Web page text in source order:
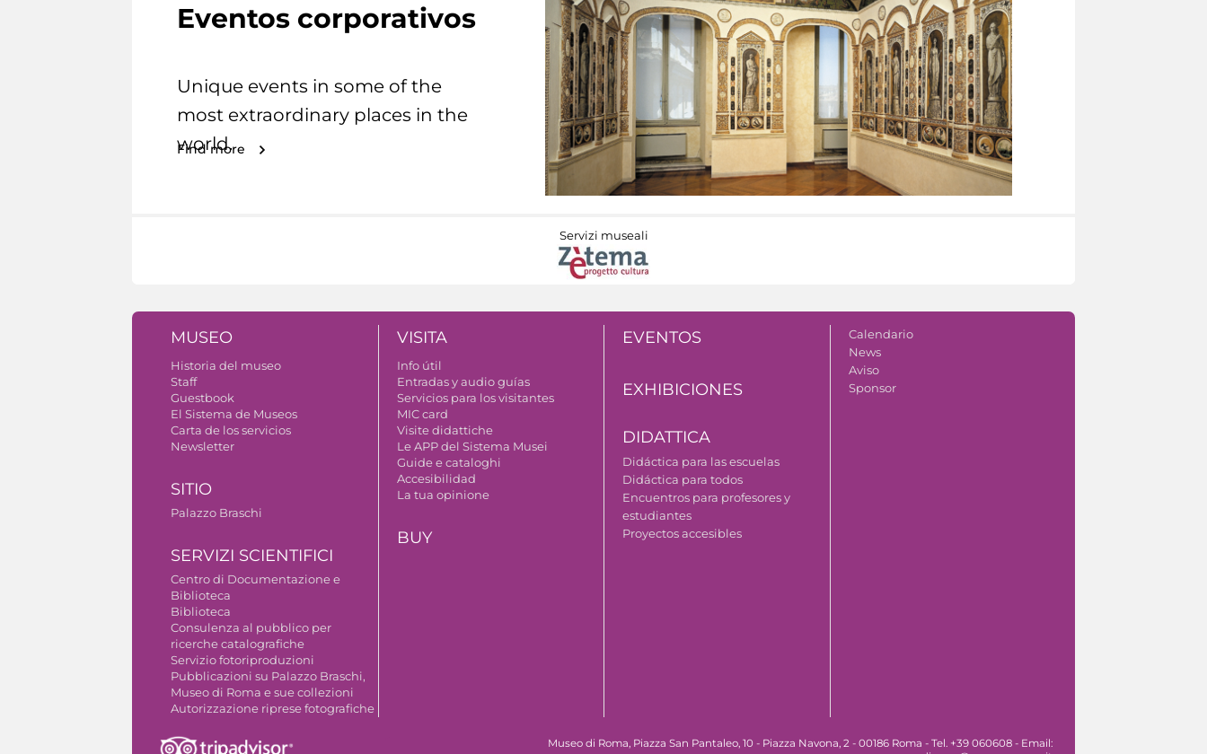
Eventos corporativos
Unique events in some of the
most extraordinary places in the
world.
Find more
Servizi museali
MUSEO
Historia del museo
Staff
Guestbook
El Sistema de Museos
Carta de los servicios
Newsletter
SITIO
Palazzo Braschi
SERVIZI SCIENTIFICI
Centro di Documentazione e
Biblioteca
Biblioteca
Consulenza al pubblico per
ricerche catalografiche
Servizio fotoriproduzioni
Pubblicazioni su Palazzo Braschi,
Museo di Roma e sue collezioni
Autorizzazione riprese fotografiche
VISITA
Info útil
Entradas y audio guías
Servicios para los visitantes
MIC card
Visite didattiche
Le APP del Sistema Musei
Guide e cataloghi
Accesibilidad
La tua opinione
BUY
EVENTOS
EXHIBICIONES
DIDATTICA
Didáctica para las escuelas
Didáctica para todos
Encuentros para profesores y
estudiantes
Proyectos accesibles
Calendario
News
Aviso
Sponsor
Museo di Roma, Piazza San Pantaleo, 10 - Piazza Navona, 2 - 00186 Roma - Tel. +39 060608 - Email: